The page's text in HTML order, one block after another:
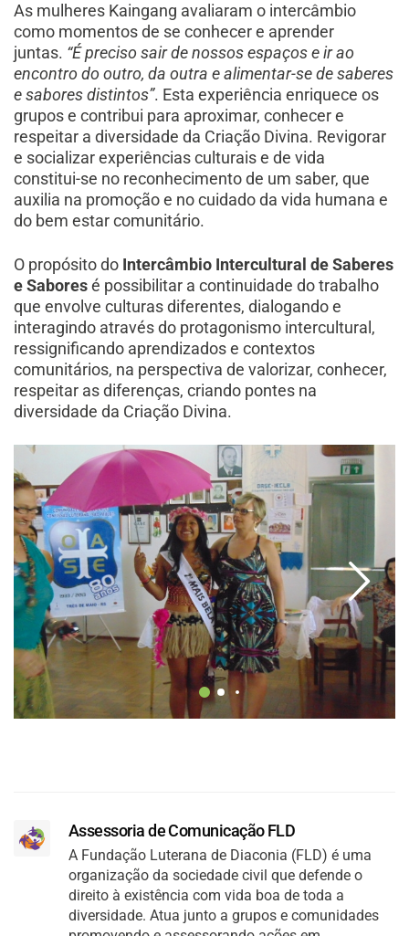
As mulheres Kaingang avaliaram o intercâmbio
como momentos de se conhecer e aprender
juntas. “É preciso sair de nossos espaços e ir ao
encontro do outro, da outra e alimentar-se de saberes
e sabores distintos”. Esta experiência enriquece os
grupos e contribui para aproximar, conhecer e
respeitar a diversidade da Criação Divina. Revigorar
e socializar experiências culturais e de vida
constitui-se no reconhecimento de um saber, que
auxilia na promoção e no cuidado da vida humana e
do bem estar comunitário.
O propósito do Intercâmbio Intercultural de Saberes
e Saboresé possibilitar a continuidade do trabalho
que envolve culturas diferentes, dialogando e
interagindo através do protagonismo intercultural,
ressignificando aprendizados e contextos
comunitários, na perspectiva de valorizar, conhecer,
respeitar as diferenças, criando pontes na
diversidade da Criação Divina.
Assessoria de Comunicação FLD
A Fundação Luterana de Diaconia (FLD) é uma
organização da sociedade civil que defende o
direito à existência com vida boa de toda a
diversidade. Atua junto a grupos e comunidades